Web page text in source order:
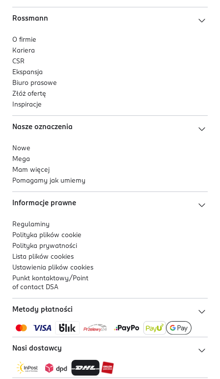
Rossmann
O firmie
Kariera
CSR
Ekspansja
Biuro prasowe
Złóż ofertę
Inspiracje
Nasze oznaczenia
Nowe
Mega
Mam więcej
Pomagamy jak umiemy
Informacje prawne
Regulaminy
Polityka plików cookie
Polityka prywatności
Lista plików cookies
Ustawienia plików cookies
Punkt kontaktowy/ Point
of contact DSA
Metody płatności
Nasi dostawcy